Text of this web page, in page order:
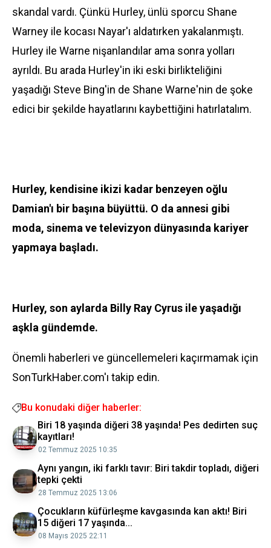
skandal vardı. Çünkü Hurley, ünlü sporcu Shane
Warney ile kocası Nayar'ı aldatırken yakalanmıştı.
Hurley ile Warne nişanlandılar ama sonra yolları
ayrıldı. Bu arada Hurley'in iki eski birlikteliğini
yaşadığı Steve Bing'in de Shane Warne'nin de şoke
edici bir şekilde hayatlarını kaybettiğini hatırlatalım.
Hurley, kendisine ikizi kadar benzeyen oğlu
Damian'ı bir başına büyüttü. O da annesi gibi
moda, sinema ve televizyon dünyasında kariyer
yapmaya başladı.
Hurley, son aylarda Billy Ray Cyrus ile yaşadığı
aşkla gündemde.
Önemli haberleri ve güncellemeleri kaçırmamak için
SonTurkHaber.com'ı takip edin.
Bu konudaki diğer haberler:
Biri 18 yaşında diğeri 38 yaşında! Pes dedirten suç
kayıtları!
02 Temmuz 2025 10:35
Aynı yangın, iki farklı tavır: Biri takdir topladı, diğeri
tepki çekti
28 Temmuz 2025 13:06
Çocukların küfürleşme kavgasında kan aktı! Biri
15 diğeri 17 yaşında...
08 Mayıs 2025 22:11